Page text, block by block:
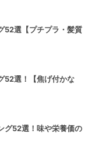
52選【プチプラ・髪質
52選！【焦げ付かな
グ52選！味や栄養価の